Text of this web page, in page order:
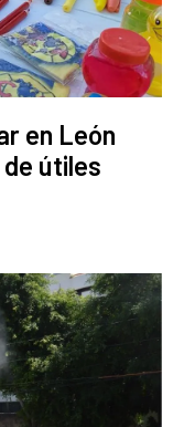
en León
útiles